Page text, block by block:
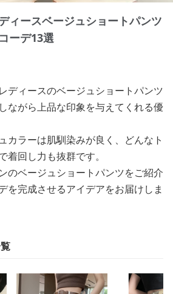
ィースベージュショートパンツ
ーデ13選
ディースのベージュショートパンツ
ながら上品な印象を与えてくれる優
カラーは肌馴染みが良く、どんなト
着回し力も抜群です。
のベージュショートパンツをご紹介
を完成させるアイデアをお届けしま